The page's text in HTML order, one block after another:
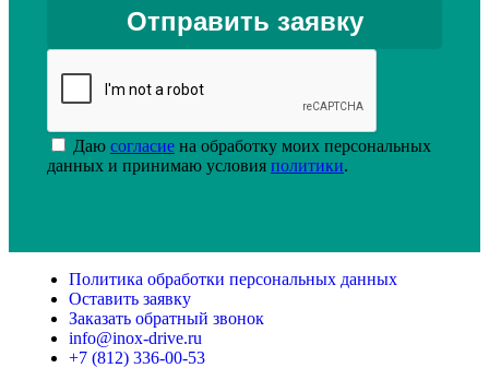
Даю согласие на обработку моих персональных
данных и принимаю условия политики.
Политика обработки персональных данных
Оставить заявку
Заказать обратный звонок
info@inox-drive.ru
+7 (812) 336-00-53